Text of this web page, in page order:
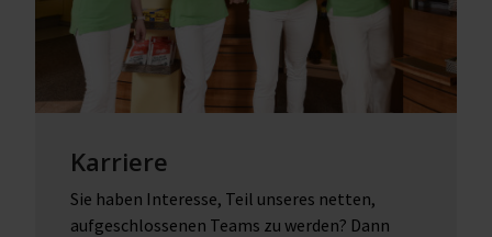
Karriere
Sie haben Interesse, Teil unseres netten,
aufgeschlossenen Teams zu werden? Dann